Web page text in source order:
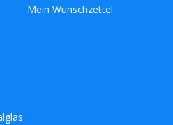
Mein Wunschzettel